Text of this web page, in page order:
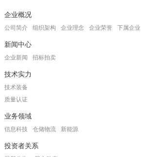
企业概况
公司简介 组织架构 企业理念 企业荣誉 下属企业
新闻中心
企业新闻 招标拍卖
技术实力
技术装备
质量认证
业务领域
信息科技 仓储物流 新能源
投资者关系